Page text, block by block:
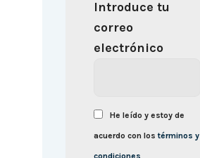
Introduce tu
correo
electrónico
He leído y estoy de
acuerdo con lostérminos y
condiciones